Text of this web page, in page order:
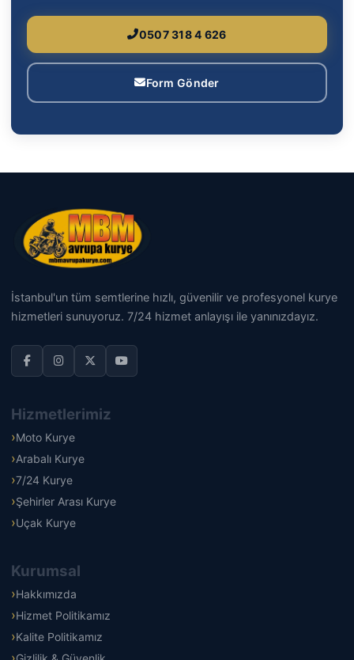
0507 318 4 626
Form Gönder
İstanbul'un tüm semtlerine hızlı, güvenilir ve profesyonel kurye
hizmetleri sunuyoruz. 7/24 hizmet anlayışı ile yanınızdayız.
Hizmetlerimiz
Moto Kurye
Arabalı Kurye
7/24 Kurye
Şehirler Arası Kurye
Uçak Kurye
Kurumsal
Hakkımızda
Hizmet Politikamız
Kalite Politikamız